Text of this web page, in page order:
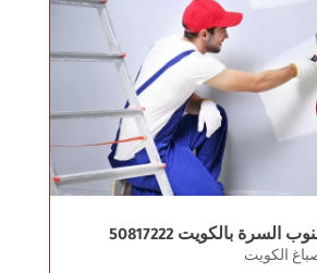
بالكويت 50817222
الكويت